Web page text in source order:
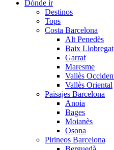
Dónde ir
Destinos
Tops
Costa Barcelona
Alt Penedès
Baix Llobregat
Garraf
Maresme
Vallès
Vallès Oriental
Paisajes Barcelona
Anoia
Bages
Moianès
Osona
Pirineos Barcelona